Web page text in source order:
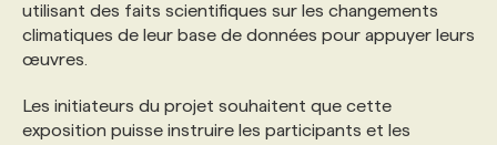
ANNONCEZ AVEC NOUS
utilisant des faits scientifiques sur les changements
climatiques de leur base de données pour appuyer leurs
œuvres.
Les initiateurs du projet souhaitent que cette
exposition puisse instruire les participants et les